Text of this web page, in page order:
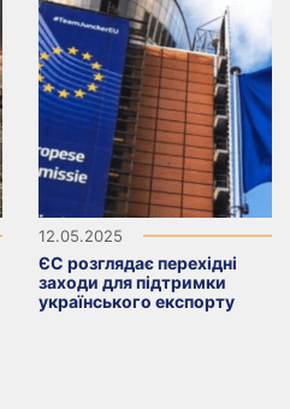
12.05.2025
ЄС розглядає перехідні
заходи для підтримки
українського експорту